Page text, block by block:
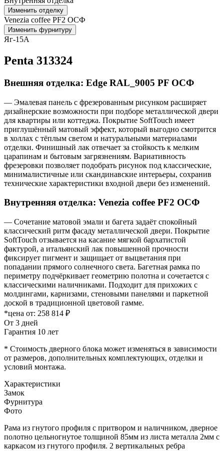
Изменить отделку
Venezia coffee PF2 ОСФ
Изменить фурнитуру
Яг-15А
Penta 313324
Внешняя отделка: Edge RAL_9005 PF ОСФ
— Эмалевая панель с фрезерованным рисунком расширяет
дизайнерские возможности при подборе металлической двери
для квартиры или коттеджа. Покрытие SoftTouch имеет
приглушённый матовый эффект, который выгодно смотрится
в холлах с тёплым светом и натуральными материалами
отделки. Финишный лак отвечает за стойкость к мелким
царапинам и бытовым загрязнениям. Вариативность
фрезеровки позволяет подобрать рисунок под классические,
минималистичные или скандинавские интерьеры, сохранив
технические характеристики входной двери без изменений.
Внутренняя отделка: Venezia coffee PF2 ОСФ
— Сочетание матовой эмали и багета задаёт спокойный
классический ритм фасаду металлической двери. Покрытие
SoftTouch отзывается на касание мягкой бархатистой
фактурой, а итальянский лак повышенной прочности
фиксирует пигмент и защищает от выцветания при
попадании прямого солнечного света. Багетная рамка по
периметру подчёркивает геометрию полотна и сочетается с
классическими наличниками. Подходит для прихожих с
молдингами, карнизами, стеновыми панелями и паркетной
доской в традиционной цветовой гамме.
*цена от: 258 814 ₽
От 3 дней
Гарантия 10 лет
* Стоимость дверного блока может изменяться в зависимости
от размеров, дополнительных комплектующих, отделки и
условий монтажа.
Характеристики
Замок
Фурнитура
Фото
Рама из гнутого профиля с притвором и наличником, дверное
полотно цельногнутое толщиной 85мм из листа металла 2мм c
каркасом из гнутого профиля. 2 вертикальных ребра